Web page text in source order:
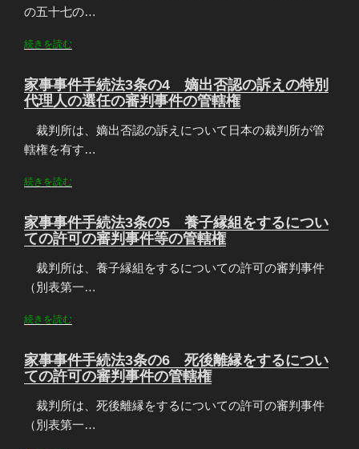
の五十七の…
続きを読む
家事事件手続法3条の4 嫡出否認の訴えの特別
代理人の選任の審判事件の管轄権
裁判所は、嫡出否認の訴えについて日本の裁判所が管
轄権を有す…
続きを読む
家事事件手続法3条の5 養子縁組をするについ
ての許可の審判事件等の管轄権
裁判所は、養子縁組をするについての許可の審判事件
（別表第一…
続きを読む
家事事件手続法3条の6 死後離縁をするについ
ての許可の審判事件の管轄権
裁判所は、死後離縁をするについての許可の審判事件
（別表第一…